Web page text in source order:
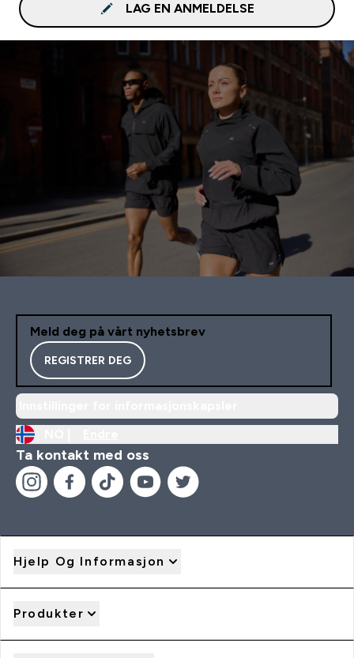
LAG EN ANMELDELSE
Meld deg på vårt nyhetsbrev
REGISTRER DEG
Ta kontakt med oss
Hjelp Og Informasjon
Produkter